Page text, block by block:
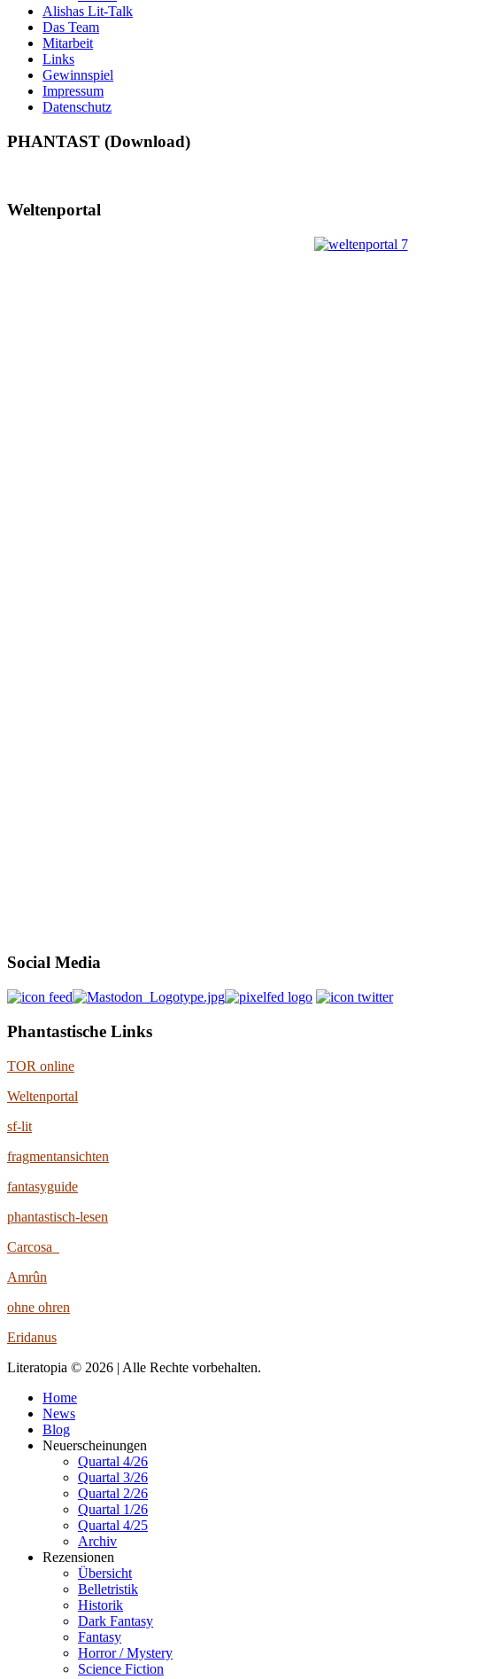
Alishas Lit-Talk
Das Team
Mitarbeit
Links
Gewinnspiel
Impressum
Datenschutz
PHANTAST (Download)
Weltenportal
Social Media
Phantastische Links
TOR online
Weltenportal
sf-lit
fragmentansichten
fantasyguide
phantastisch-lesen
Carcosa
Amrûn
ohne ohren
Eridanus
Literatopia © 2026 | Alle Rechte vorbehalten.
Home
News
Blog
Neuerscheinungen
Quartal 4/26
Quartal 3/26
Quartal 2/26
Quartal 1/26
Quartal 4/25
Archiv
Rezensionen
Übersicht
Belletristik
Historik
Dark Fantasy
Fantasy
Horror / Mystery
Science Fiction